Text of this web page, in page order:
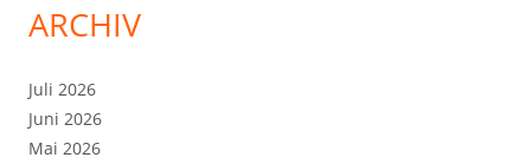
ARCHIV
Juli 2026
Juni 2026
Mai 2026